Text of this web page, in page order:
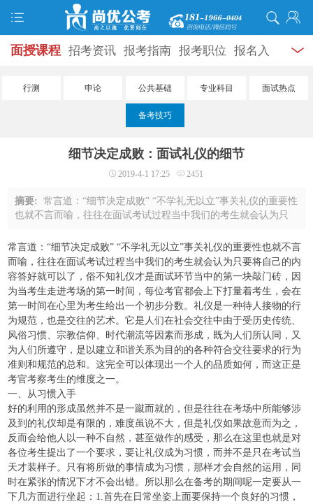
面授课程 招考资讯 报考指南 报考职位 报名入
打准考证 成绩查询 面试公告 录用公示 辅导
考试题库 模拟试题
行测 申论 公共基础 专业科目 面试热点
备考技巧
细节决定成败：面试礼仪的细节
2019-4-1 17:25 2451
摘要:常言道：“细节决定成败” “不学礼无以立”事关礼仪的重要性
也就不言而喻，往往在面试考试过程当中我们的考生就会认为只
第一块敲门砖，因为当考生走进考 ...
常言道：“细节决定成败” “不学礼无以立”事关礼仪的重要性也就不言
而喻，往往在面试考试过程当中我们的考生就会认为只要将自己的内
容答好就可以了，俗不知礼仪才是面试环节当中的第一块敲门砖，因
为当考生走进考场的第一时间，每位考官都会上下打量着考生，会在
第一时间在心里为考生给出一个初步分数。礼仪是一种待人接物的行
为规范，也是交往的艺术。它是人们在社会交往中由于受历史传统、
风俗习惯、宗教信仰、时代潮流等因素而形成，既为人们所认同，又
为人们所遵守，是以建立和谐关系为目的的各种符合交往要求的行为
准则和规范的总和。这完全可以体现出一个人的品质如何，而这正是
考官考察考生的维度之一。
一、从习惯入手
好的利用的形成虽然并不是一蹴而就的，但是往往在考场中所能够涉
及到的礼仪却是有限的，难度虽说不大，但是礼仪如果故意而为之，
反而会给他人以一种不自然，甚至做作的感受，那么在这里也就是对
各位考生提出了一个要求，要让礼仪成为习惯，而并不是只在考试当
天才装样子。只有将所做的事情成为习惯，那样才会自然的运用，同
时在紧张的情况下才不会出错。所以那么在备考的期间呢一定要从一
下几方面进行坐起：1.首先在日常坐姿上面要保持一个良好的习惯，